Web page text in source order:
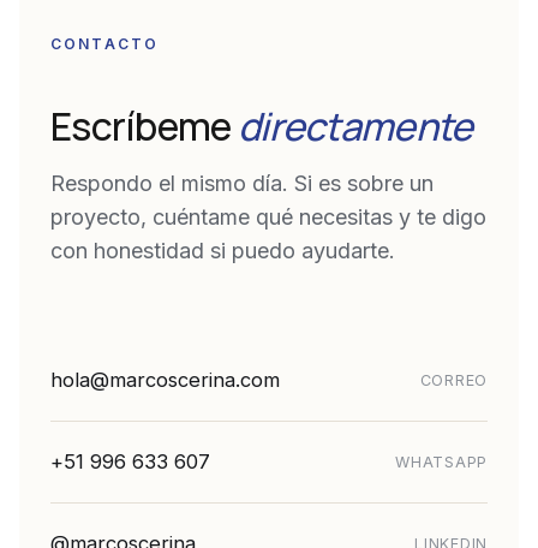
CONTACTO
Escríbeme directamente
Respondo el mismo día. Si es sobre un
proyecto, cuéntame qué necesitas y te digo
con honestidad si puedo ayudarte.
hola@marcoscerina.com CORREO
+51 996 633 607 WHATSAPP
@marcoscerina LINKEDIN